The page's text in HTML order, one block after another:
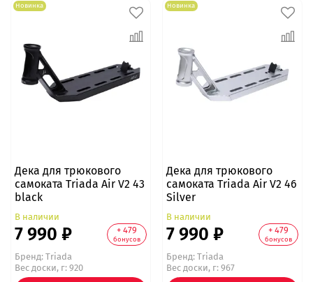
Новинка
Дека для трюкового
самоката Triada Air V2 43
black
В наличии
7 990 ₽ + 479
бонусов
Бренд:Triada
Вес доски, г: 920
Новинка
Дека для трюкового
самоката Triada Air V2 46
Silver
В наличии
7 990 ₽ + 479
бонусов
Бренд:Triada
Вес доски, г: 967